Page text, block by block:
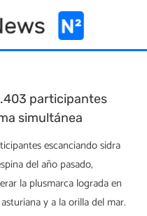
participantes
simultánea
escanciando sidra
del año pasado,
la plusmarca lograda en
y a la orilla del mar.